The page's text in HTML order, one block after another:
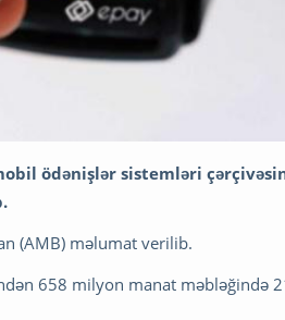
ödənişlər sistemləri
(AMB) məlumat verilib.
658 milyon manat məbləğində